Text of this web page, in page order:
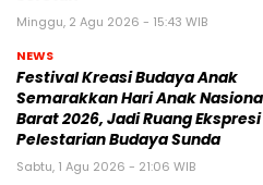
Minggu, 2 Agu 2026 - 15:43 WIB
NEWS
Festival Kreasi Budaya Anak
Semarakkan Hari Anak
Barat 2026, Jadi Ruang
Pelestarian Budaya Sunda
Sabtu, 1 Agu 2026 - 21:06 WIB